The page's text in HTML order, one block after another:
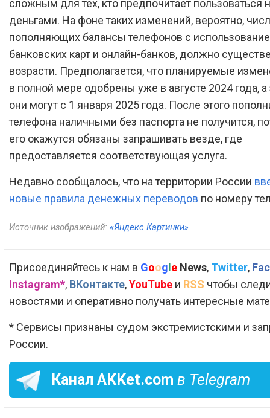
сложным для тех, кто предпочитает пользоваться
деньгами. На фоне таких изменений, вероятно,
пополняющих балансы телефонов с
банковских карт и онлайн-банков, должно
возрасти. Предполагается, что планируемые
в полной мере одобрены уже в августе 2024 года, а
они могут с 1 января 2025 года. После этого
телефона наличными без паспорта не получится,
его окажутся обязаны запрашивать везде, где
предоставляется соответствующая услуга.
Недавно сообщалось, что на территории России
новые правила денежных переводов по номеру
Источник изображений: «Яндекс Картинки»
Присоединяйтесь к нам в Google News, Twitter,
Instagram*, ВКонтакте,YouTube и RSS чтобы
новостями и оперативно получать интересные
* Сервисы признаны судом экстремистскими и
России.
Канал AKKet.com в Telegram